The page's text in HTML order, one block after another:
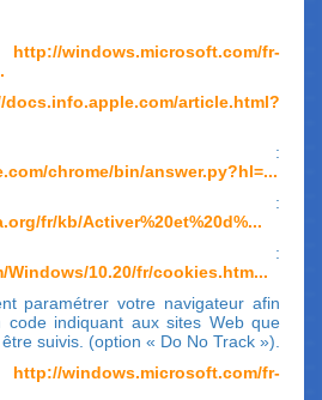
http://windows.microsoft.com/fr-
docs.info.apple.com/article.html?
:
chrome/bin/answer.py?hl=...
:
fr/kb/Activer%20et%20d%...
:
10.20/fr/cookies.htm...
paramétrer votre navigateur afin
code indiquant aux sites Web que
suivis. (option « Do No Track »).
http://windows.microsoft.com/fr-